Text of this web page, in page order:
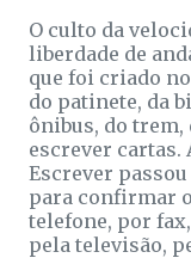
O culto da
liberdade de
que foi criado
do patinete, da
ônibus, do trem,
escrever cartas.
Escrever
para confirmar
telefone, por
pela televisão,